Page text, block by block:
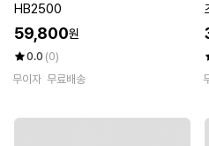
HB2500
59,800원
0.0 (0)
무이자 무료배송